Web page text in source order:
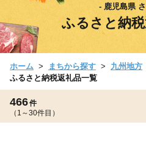
- 鹿児島県
ふるさと納
ホーム まちから探す 九州地方
ふるさと納税返礼品一覧
466件
（1～30件目）